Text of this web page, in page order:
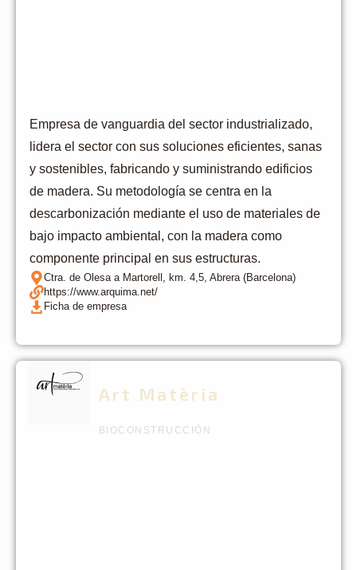
Empresa de vanguardia del sector industrializado,
lidera el sector con sus soluciones eficientes, sanas
y sostenibles, fabricando y suministrando edificios
de madera. Su metodología se centra en la
descarbonización mediante el uso de materiales de
bajo impacto ambiental, con la madera como
componente principal en sus estructuras.
Ctra. de Olesa a Martorell, km. 4,5, Abrera (Barcelona)
https://www.arquima.net/
Ficha de empresa
Art Matèria
BIOCONSTRUCCIÓN